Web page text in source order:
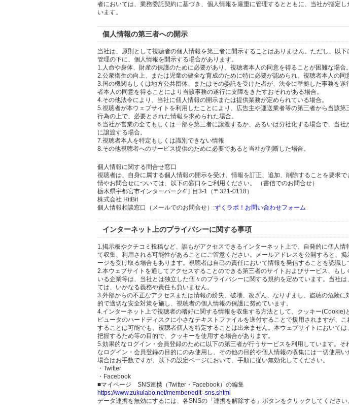
者においては、業務委託契約に基づき、個人情報を厳重に管理するとともに、当社が指定
います。
個人情報の第三者への開示
当社は、原則として視聴者の個人情報を第三者に開示することはありません。ただし、以
管理の下に、個人情報を開示する場合があります。
1.人命や身体、財産の保護のために必要があり、視聴者本人の同意を得ることが困難な場合。
2.公衆衛生の向上、または児童の健全な育成のために特に必要が認められ、視聴者本人の同
3.国の機関もしくは地方公共団体、またはその委託を受けた者が、法令に準拠した事務を
者本人の同意を得ることにより当該事務の遂行に支障をきたすおそれがある場合。
4.その他法令により、当社に個人情報の開示または提供業務が定められている場合。
5.視聴者が本ウェブサイトを利用したことにより、広告主や運送業者等の第三者から当該
行為の上で、必要とされた情報を求められた場合。
6.当社が営業の全てもしくは一部を第三者に譲渡するか、あるいは分社化する場合で、当
に譲渡する場合。
7.視聴者本人を特定もしくは識別できない情報
8.その他視聴者へのサービス提供のために必要であると当社が判断した場合。
個人情報に関する問合せ窓口
視聴者は、自身に属する個人情報の開示を受け、情報を訂正、追加、削除することを要求
情やお問合せについては、以下の窓口をご利用ください。 （書信でのお問合せ）
栃木県宇都宮市インターパーク4丁目3-1（〒321-0118）
株式会社 HitBit
個人情報相談窓口（メールでのお問合せ）:ずくラボ！お問い合わせフォーム
インターネット上のプライバシーに関する事項
1.掲示板やクチコミ投稿など、誰もがアクセスできるインターネット上で、自発的に個人
て収集、利用される可能性があることにご留意ください。メールアドレスを公開すると、
ージを受け取る場合もあります。視聴者は自己の責任において情報を発信することを認識し
2.本ウェブサイトを通してアクセスすることのできる第三者のサイトおよびサービス、も
いる企業等は、当社とは独立した個々のプライバシーに関する規約を定めています。当社
ては、いかなる義務や責任も負いません。
3.外部からの不正なアクセスまたは情報の紛失、破壊、改ざん、なりすまし、盗聴の危険
的で適切な安全対策を施し、視聴者の個人情報の保護に努めています。
4.インターネット上で視聴者の嗜好に関する情報を収集する方法として、クッキー
ピュータのハードディスクに小さなテキストファイルを送付することで援用されますが、
することは可能でも、視聴者個人を特定することは出来ません。本ウェブサイトにおいて
把握するため等の目的で、クッキーを使用する場合があります。
5.効果的なログイン・会員登録のために以下の第三者が行うサービスを利用しています。
なログイン・会員登録の目的にのみ使用し、その他の目的や個人情報の収集には一切使用
場合はお手数ですが、以下の設定ページにおいて、手順に従い無効化してください。
・Twitter
・Facebook
■マイページ SNS連携（Twitter・Facebook）の編集
https://www.zukulabo.net/member/edit_sns.shtml
データ連携を無効にするには、各SNSの「連携を解除する」ボタンをクリックしてください